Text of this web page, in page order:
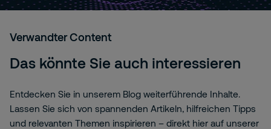
Verwandter Content
Das könnte Sie auch interessieren
Entdecken Sie in unserem Blog weiterführende Inhalte.
Lassen Sie sich von spannenden Artikeln, hilfreichen Tipps
und relevanten Themen inspirieren – direkt hier auf unserer